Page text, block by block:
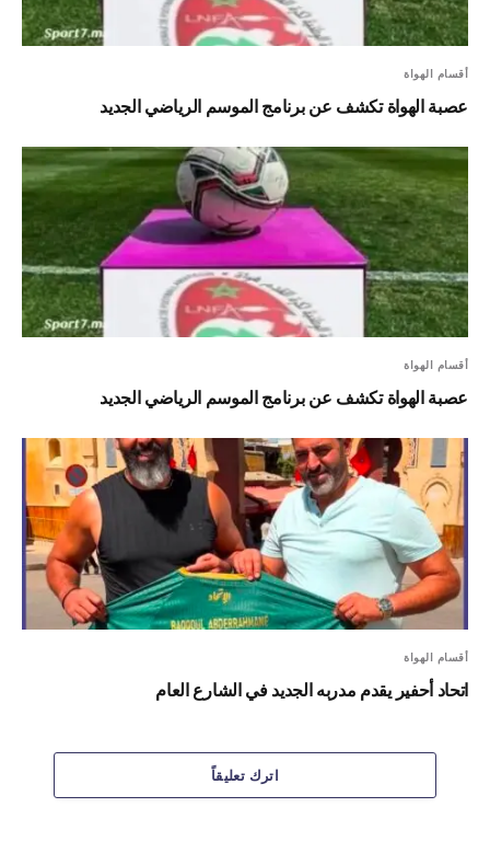
أقسام الهواة
عصبة الهواة تكشف عن برنامج الموسم الرياضي الجديد
أقسام الهواة
عصبة الهواة تكشف عن برنامج الموسم الرياضي الجديد
أقسام الهواة
اتحاد أحفير يقدم مدربه الجديد في الشارع العام
اترك تعليقاً